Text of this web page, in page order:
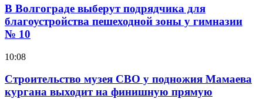
В Волгограде выберут подрядчика для
благоустройства пешеходной зоны у гимназии
№ 10
10:08
Строительство музея СВО у подножия Мамаева
кургана выходит на финишную прямую